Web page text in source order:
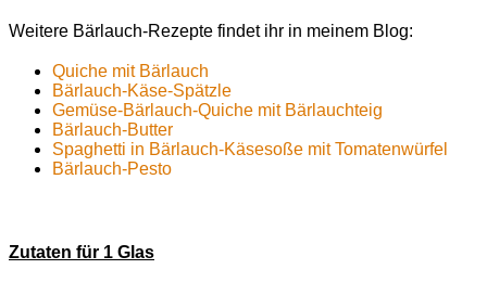
Weitere Bärlauch-Rezepte findet ihr in meinem Blog:
Quiche mit Bärlauch
Bärlauch-Käse-Spätzle
Gemüse-Bärlauch-Quiche mit Bärlauchteig
Bärlauch-Butter
Spaghetti in Bärlauch-Käsesoße mit Tomatenwürfel
Bärlauch-Pesto
Zutaten für 1 Glas